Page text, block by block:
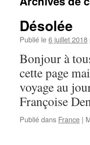
Désolée
Publié le6 juillet 2018
Bonjour à
cette page
voyage au
Françoise
Publié dans France |